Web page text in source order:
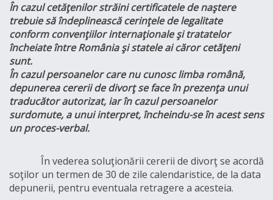
În cazul cetăţenilor străini certificatele de naştere
trebuie să îndeplinească cerinţele de legalitate
conform convenţiilor internaţionale şi tratatelor
încheiate între România şi statele ai căror cetăţeni
sunt.
În cazul persoanelor care nu cunosc limba română,
depunerea cererii de divorţ se face în prezenţa unui
traducător autorizat, iar în cazul persoanelor
surdomute, a unui interpret, încheindu-se în acest sens
un proces-verbal.
În vederea soluţionării cererii de divorţ se acordă
soţilor un termen de 30 de zile calendaristice, de la data
depunerii, pentru eventuala retragere a acesteia.